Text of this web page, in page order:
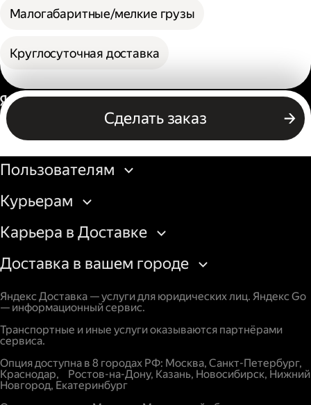
Малогабаритные/мелкие грузы
Круглосуточная доставка
Сделать заказ
Россия
Бизнесу
Пользователям
Курьерам
Карьера в Доставке
Доставка в вашем городе
Яндекс Доставка — услуги для юридических лиц. Яндекс Go
— информационный сервис.
Транспортные и иные услуги оказываются партнёрами
сервиса.
Опция доступна в 8 городах РФ: Москва, Санкт-Петербург,
Краснодар, Ростов-на-Дону, Казань, Новосибирск, Нижний
Новгород, Екатеринбург